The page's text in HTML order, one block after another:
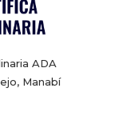
ADA
Manabí